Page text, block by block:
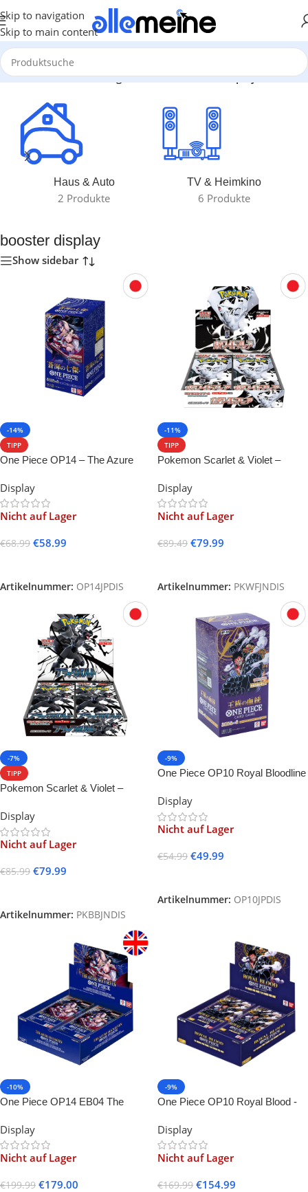
Skip to navigation
Skip to main content
Start/Produkte verschlagwortet mit „booster display“
Haus & Auto
2 Produkte
TV & Heimkino
6 Produkte
booster display
Show sidebar
-14%
TIPP
One Piece OP14 – The Azure
Display
Nicht auf Lager
€68.99 €58.99
Artikelnummer: OP14JPDIS
-11%
TIPP
Pokemon Scarlet & Violet –
Display
Nicht auf Lager
€89.49 €79.99
Artikelnummer: PKWFJNDIS
-7%
TIPP
Pokemon Scarlet & Violet –
Display
Nicht auf Lager
€85.99 €79.99
Artikelnummer: PKBBJNDIS
-9%
One Piece OP10 Royal Bloodline
Display
Nicht auf Lager
€54.99 €49.99
Artikelnummer: OP10JPDIS
-10%
One Piece OP14 EB04 The
Display
Nicht auf Lager
€199.99 €179.00
-9%
One Piece OP10 Royal Blood -
Display
Nicht auf Lager
€169.99 €154.99